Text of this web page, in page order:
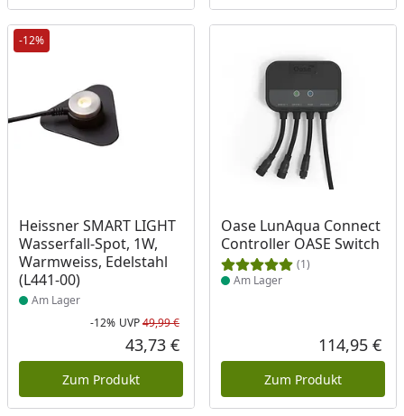
-12%
Heissner SMART LIGHT
Wasserfall-Spot, 1W,
Warmweiss, Edelstahl
(L441-00)
Produkt am Lager
Am Lager
Rabatt in Prozent
-12%
Ursprünglicher Preis
UVP49,99 €
Aktueller Preis
43,73 €
Zum Produkt
Oase LunAqua Connect
Controller OASE Switch
(1)
Produkt am Lager
Am Lager
114,95 €
Zum Produkt